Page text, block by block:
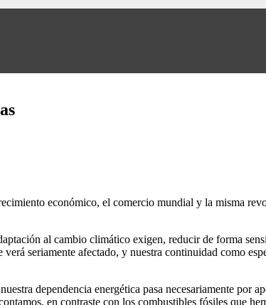
económico, el comercio mundial y la misma
al cambio climático exigen, reducir de forma
seriamente afectado, y nuestra continuidad como
dependencia energética pasa necesariamente por
en contraste con los combustibles fósiles que